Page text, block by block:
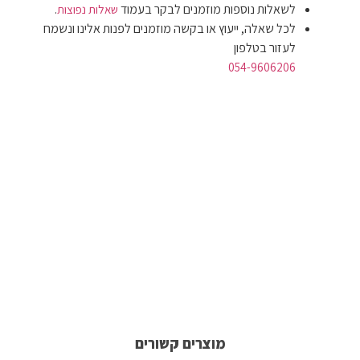
לשאלות נוספות מוזמנים לבקר בעמוד שאלות נפוצות.
לכל שאלה, ייעוץ או בקשה מוזמנים לפנות אלינו ונשמח
לעזור בטלפון
054-9606206
מוצרים קשורים